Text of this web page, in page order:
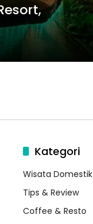
Kategori
Wisata Domestik
Tips & Review
Coffee & Resto